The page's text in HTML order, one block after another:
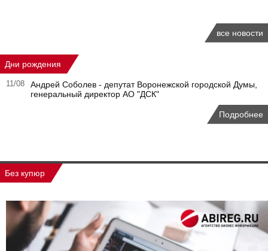
все новости
Дни рождения
11/08
Андрей Соболев - депутат Воронежской городской Думы,
генеральный директор АО "ДСК"
Подробнее
Без купюр